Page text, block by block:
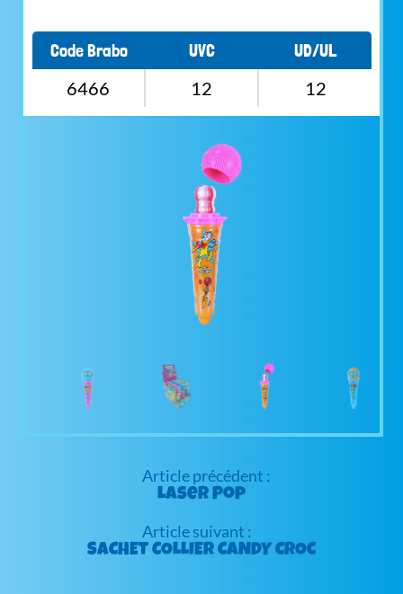
Code Brabo UVC
UD/UL
6466
12 12
Laser Pop
SACHET COLLIER CANDY CROC